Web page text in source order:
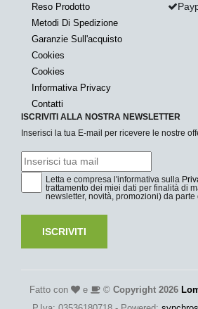
Reso Prodotto
Metodi Di Spedizione
Garanzie Sull'acquisto
Cookies
Cookies
Informativa Privacy
Contatti
ISCRIVITI ALLA NOSTRA NEWSLETTER
Inserisci la tua E-mail per ricevere le nostre
Letta e compresa l'informativa sulla
trattamento dei miei dati per finalità di
newsletter, novità, promozioni) da parte
ISCRIVITI
Fatto con e © Copyright 2026